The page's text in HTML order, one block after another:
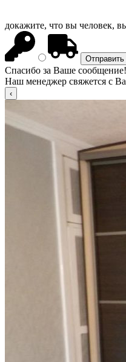
докажите, что вы человек,
Спасибо за Ваше сообщение!
Наш менеджер свяжется с